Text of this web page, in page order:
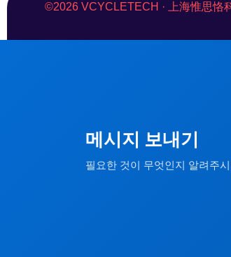
©2026 VCYCLETECH · 上海惟思恪
메시지 보내기
필요한 것이 무엇인지 알려주